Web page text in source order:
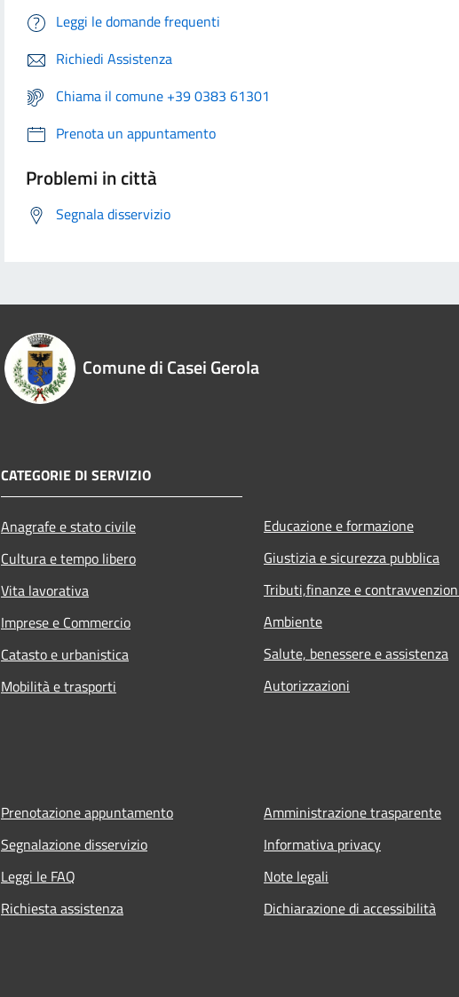
Leggi le domande frequenti
Richiedi Assistenza
Chiama il comune +39 0383 61301
Prenota un appuntamento
Problemi in città
Segnala disservizio
Comune di Casei Gerola
CATEGORIE DI SERVIZIO
Anagrafe e stato civile
Cultura e tempo libero
Vita lavorativa
Imprese e Commercio
Catasto e urbanistica
Mobilità e trasporti
Educazione e formazione
Giustizia e sicurezza pubblica
Tributi,finanze e
Ambiente
Salute, benessere e assistenza
Autorizzazioni
Prenotazione appuntamento
Segnalazione disservizio
Leggi le FAQ
Richiesta assistenza
Amministrazione trasparente
Informativa privacy
Note legali
Dichiarazione di accessibilità